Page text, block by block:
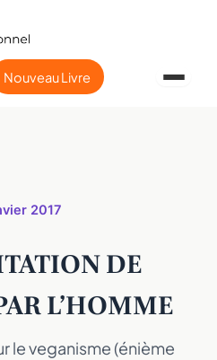
Nouveau Livre
2017
DE
L’HOMME
le veganisme (énième